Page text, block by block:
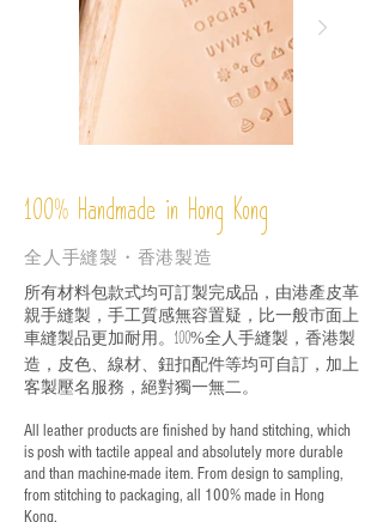
100% Handmade in Hong Kong
全人手縫製・香港製造
所有材料包款式均可訂製完成品，由港產皮革
親手縫製，手工質感無容置疑，比一般市面上
車縫製品更加耐用。 100%全人手縫製，香港製
造，皮色、線材、鈕扣配件等均可自訂，加上
客製壓名服務，絕對獨一無二。
All leather products are finished by hand stitching, which
is posh with tactile appeal and absolutely more durable
and than machine-made item. From design to sampling,
from stitching to packaging, all 100% made in Hong
Kong.